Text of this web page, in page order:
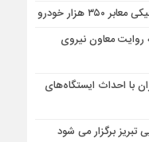
هزار خودرو
جنگ ۴۰ روزه به روایت معاون نیروی
با احداث ایستگاه‌های
برگزار می شود